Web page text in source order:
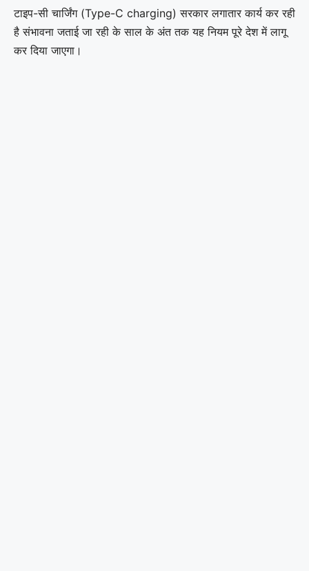
टाइप-सी चार्जिंग (Type-C charging) सरकार लगातार कार्य कर रही
है संभावना जताई जा रही के साल के अंत तक यह नियम पूरे देश में लागू
कर दिया जाएगा।